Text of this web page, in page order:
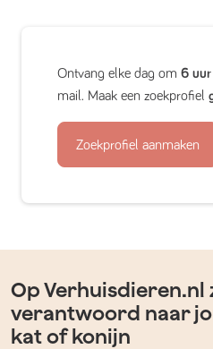
Ontvang elke dag om 6 uur
mail. Maak een zoekprofiel
Zoekprofiel aanmaken
Op Verhuisdieren.nl
verantwoord naar
kat of konijn